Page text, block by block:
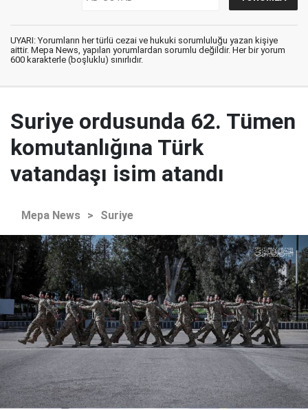
UYARI: Yorumların her türlü cezai ve hukuki sorumluluğu yazan kişiye
aittir. Mepa News, yapılan yorumlardan sorumlu değildir. Her bir yorum
600 karakterle (boşluklu) sınırlıdır.
Suriye ordusunda 62. Tümen
komutanlığına Türk
vatandaşı isim atandı
Mepa News > Suriye